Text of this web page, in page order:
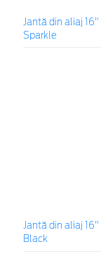
Jantă din aliaj
Sparkle
Jantă din aliaj
Black